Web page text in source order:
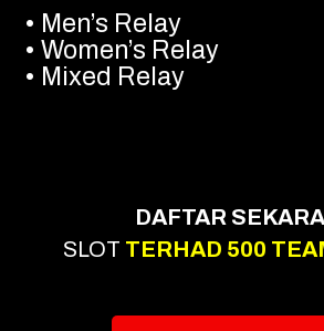
• Men’s Relay
• Women’s Relay
• Mixed Relay
DAFTAR
SLOT TERHAD 500